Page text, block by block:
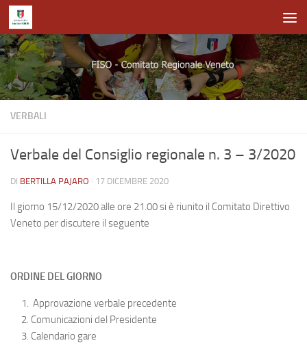
Salta al contenuto
VERBALI
Verbale del Consiglio regionale n. 3 – 3/2020
DI BERTILLA PAJARO · 17 DICEMBRE 2020
Il giorno 15/12/2020 alle ore 21.00 si è riunito il Comitato Direttivo
Veneto per discutere il seguente
ORDINE DEL GIORNO
Approvazione verbale precedente
Comunicazioni del Presidente
Calendario gare